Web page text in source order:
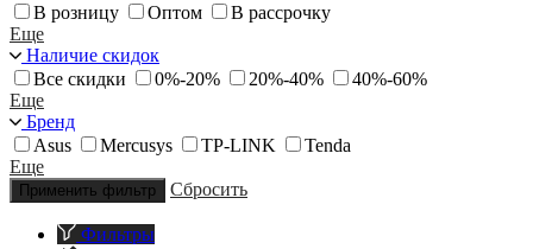
В розницу
Оптом
В рассрочку
Еще
Наличие скидок
Все скидки
0%-20% 20%-40%
40%-60%
Еще
Бренд
Asus
Mercusys TP-LINK
Tenda
Еще
Применить фильтр Сбросить
Фильтры